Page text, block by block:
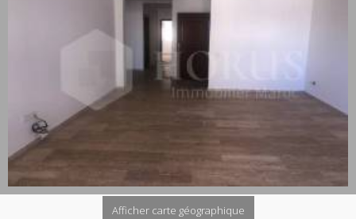
Afficher carte géographique